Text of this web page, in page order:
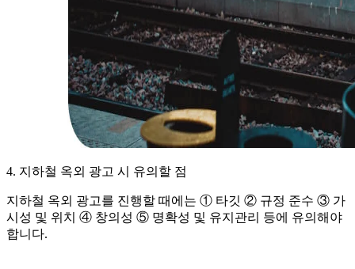
4. 지하철 옥외 광고 시 유의할 점
지하철 옥외 광고를 진행할 때에는 ① 타깃 ② 규정 준수 ③ 가
시성 및 위치 ④ 창의성 ⑤ 명확성 및 유지관리 등에 유의해야
합니다.